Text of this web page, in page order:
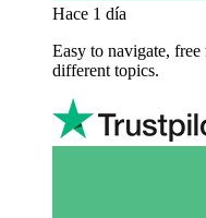
Hace 1 día
Easy to navigate,
different topics.